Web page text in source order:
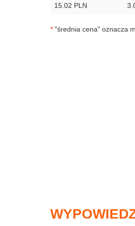
15.02 PLN
* "średnia cena" oznacza